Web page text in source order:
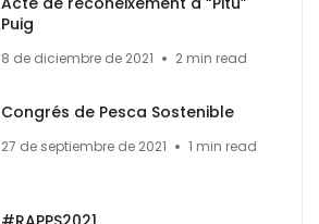
Puig
8 de diciembre de 2021 2 min read
Congrés de Pesca Sostenible
27 de septiembre de 2021 1 min read